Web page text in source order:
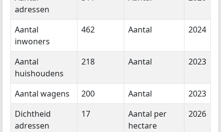
adressen
Aantal
inwoners
462 Aantal 2024
Aantal
huishoudens
218 Aantal 2023
Aantal wagens 200 Aantal
2023
Dichtheid
adressen
17
Aantal per
hectare
2026